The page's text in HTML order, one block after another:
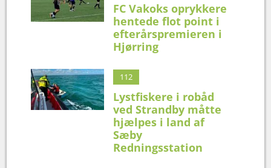
FC Vakoks oprykkere
hentede flot point i
efterårspremieren i
Hjørring
112
Lystfiskere i robåd
ved Strandby måtte
hjælpes i land af
Sæby
Redningsstation